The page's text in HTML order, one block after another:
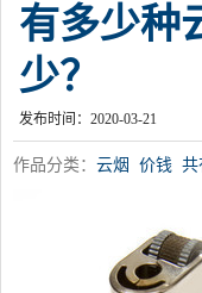
有多少种
少？
发布时间：2020-03-21
作品分类： 云烟 价钱 共